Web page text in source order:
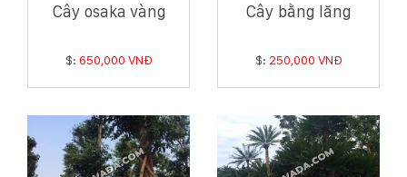
Cây osaka vàng
$: 650,000 VNĐ
Cây bằng lăng
$: 250,000 VNĐ